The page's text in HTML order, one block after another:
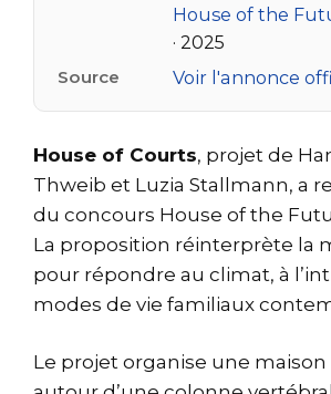
House of the
· 2025
Source Voir l'annonce
House of Courts, projet de
Thweib et Luzia Stallmann, a
du concours House of the
La proposition réinterprète la
pour répondre au climat, à
modes de vie familiaux
Le projet organise une